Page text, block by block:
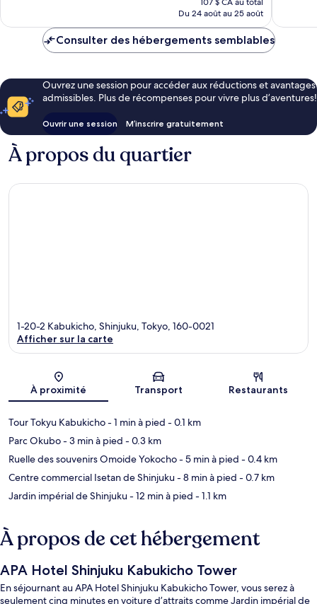
est
87 $ CA
Du 24 août au 25 août
Consulter des hébergements semblables
Ouvrez une session pour accéder aux réductions et avantages
admissibles. Plus de récompenses pour vivre plus d’aventures!
Ouvrir une session M’inscrire gratuitement
À propos du quartier
Carte
1-20-2 Kabukicho, Shinjuku, Tokyo, 160-0021
Afficher sur la carte
À proximité Transport Restaurants
Tour Tokyu Kabukicho- 1 min à pied - 0.1 km
Parc Okubo- 3 min à pied - 0.3 km
Ruelle des souvenirs Omoide Yokocho- 5 min à pied - 0.4 km
Centre commercial Isetan de Shinjuku- 8 min à pied - 0.7 km
Jardin impérial de Shinjuku- 12 min à pied - 1.1 km
À propos de cet hébergement
APA Hotel Shinjuku Kabukicho Tower
En séjournant au APA Hotel Shinjuku Kabukicho Tower, vous serez à
seulement cinq minutes en voiture d’attraits comme Jardin impérial de